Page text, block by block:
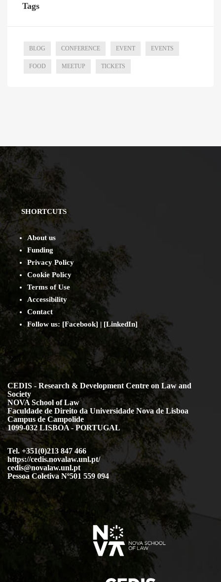
Tags
BLOG CONFERENCE EVENT EVENTS
FOOD MEETUP TICKETS
SHORTCUTS
About us
Funding
Privacy Policy
Cookie Policy
Terms of Use
Accessibility
Contact
Follow us: [Facebook] | [LinkedIn]
CEDIS - Research & Development Centre on Law and
Society
NOVA School of Law
Faculdade de Direito da Universidade Nova de Lisboa
Campus de Campolide
1099-032 LISBOA - PORTUGAL
Tel. +351(0)213 847 466
https://cedis.novalaw.unl.pt/
cedis@novalaw.unl.pt
Pessoa Coletiva Nº501 559 094